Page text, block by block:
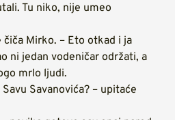
Tu niko, nije umeo
Mirko. – Eto otkad i ja
ni jedan vodeničar održati, a
mrlo ljudi.
Savanovića? – upitaće